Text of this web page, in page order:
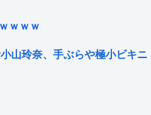
ｗｗｗ
山玲奈、手ぶらや極小ビキニ